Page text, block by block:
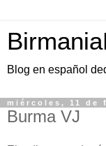
Blog en español
miércoles, 11 de
Burma VJ